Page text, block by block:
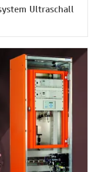
Ultraschall